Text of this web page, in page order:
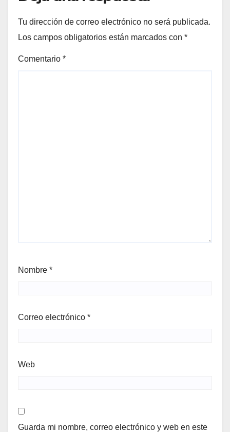
Tu dirección de correo electrónico no será publicada.
Los campos obligatorios están marcados con *
Comentario *
Nombre *
Correo electrónico *
Web
Guarda mi nombre, correo electrónico y web en este